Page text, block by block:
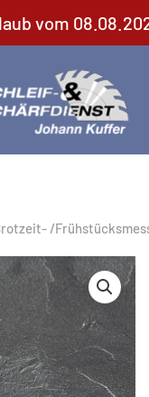
vom
/